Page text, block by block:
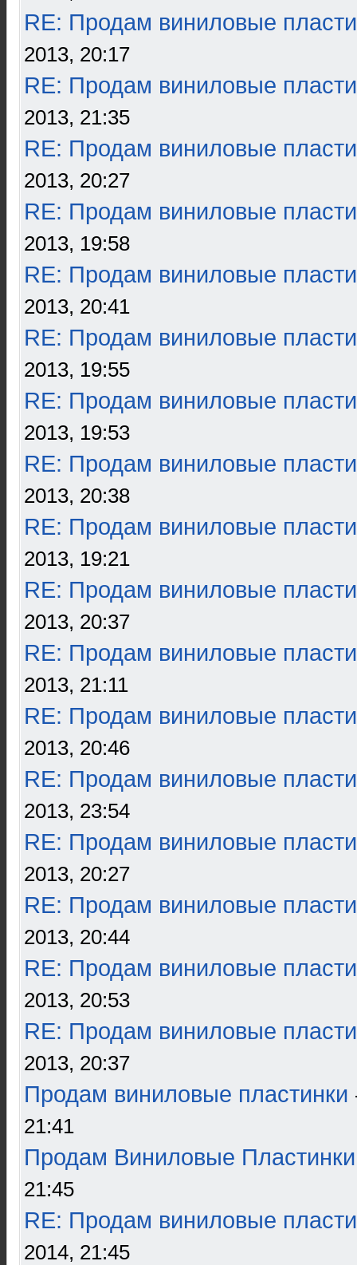
RE: Продам виниловые
2013, 20:17
RE: Продам виниловые
2013, 21:35
RE: Продам виниловые
2013, 20:27
RE: Продам виниловые
2013, 19:58
RE: Продам виниловые
2013, 20:41
RE: Продам виниловые
2013, 19:55
RE: Продам виниловые
2013, 19:53
RE: Продам виниловые
2013, 20:38
RE: Продам виниловые
2013, 19:21
RE: Продам виниловые
2013, 20:37
RE: Продам виниловые
2013, 21:11
RE: Продам виниловые
2013, 20:46
RE: Продам виниловые
2013, 23:54
RE: Продам виниловые
2013, 20:27
RE: Продам виниловые
2013, 20:44
RE: Продам виниловые
2013, 20:53
RE: Продам виниловые
2013, 20:37
Продам виниловые пластинки
21:41
Продам Виниловые Пластинки
21:45
RE: Продам виниловые
2014, 21:45